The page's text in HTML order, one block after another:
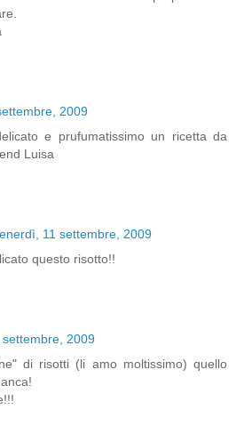
2009
e prufumatissimo un ricetta da
Luisa
11 settembre, 2009
questo risotto!!
2009
di risotti (li amo moltissimo) quello